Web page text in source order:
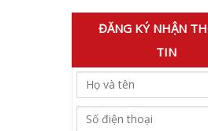
ĐĂNG KÝ NHẬN
TIN